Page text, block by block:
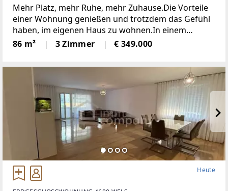
Mehr Platz, mehr Ruhe, mehr Zuhause.Die Vorteile
einer Wohnung genießen und trotzdem das Gefühl
haben, im eigenen Haus zu wohnen.In einem
Wohnhaus mit nur vier Parteien befindet sich diese
durchdacht geplante 3-Zimmer-Wohnung, die mit
86 m² 3 Zimmer € 349.000
Heute